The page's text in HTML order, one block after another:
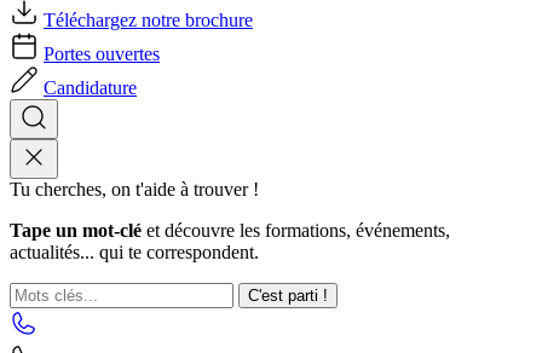
Téléchargez notre brochure
Portes ouvertes
Candidature
Tu cherches, on t'aide à trouver !
Tape un mot-clé et découvre les formations, événements,
actualités... qui te correspondent.
C'est parti !